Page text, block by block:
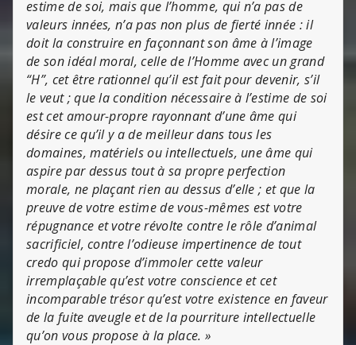
estime de soi, mais que l’homme, qui n’a pas de
valeurs innées, n’a pas non plus de fierté innée : il
doit la construire en façonnant son âme à l’image
de son idéal moral, celle de l’Homme avec un grand
“H”, cet être rationnel qu’il est fait pour devenir, s’il
le veut ; que la condition nécessaire à l’estime de soi
est cet amour-propre rayonnant d’une âme qui
désire ce qu’il y a de meilleur dans tous les
domaines, matériels ou intellectuels, une âme qui
aspire par dessus tout à sa propre perfection
morale, ne plaçant rien au dessus d’elle ; et que la
preuve de votre estime de vous-mêmes est votre
répugnance et votre révolte contre le rôle d’animal
sacrificiel, contre l’odieuse impertinence de tout
credo qui propose d’immoler cette valeur
irremplaçable qu’est votre conscience et cet
incomparable trésor qu’est votre existence en faveur
de la fuite aveugle et de la pourriture intellectuelle
qu’on vous propose à la place. »